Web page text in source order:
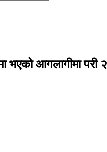
भएको आगलागीमा परी